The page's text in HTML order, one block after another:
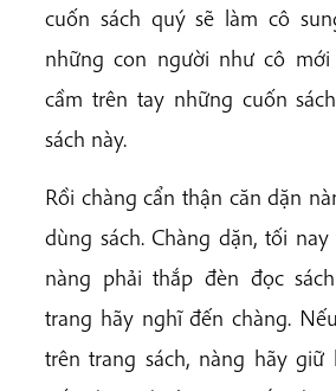
cuốn sách quý sẽ làm cô
những con người như cô
cầm trên tay những cuốn
sách này.
Rồi chàng cẩn thận căn dặn
dùng sách. Chàng dặn, tối
nàng phải thắp đèn đọc
trang hãy nghĩ đến chàng.
trên trang sách, nàng hãy giữ